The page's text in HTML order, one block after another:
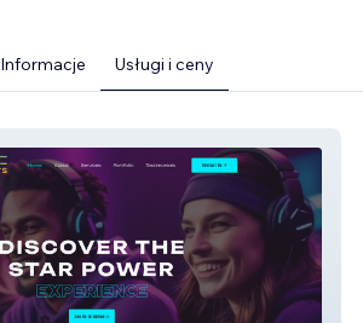
Informacje Usługi i ceny